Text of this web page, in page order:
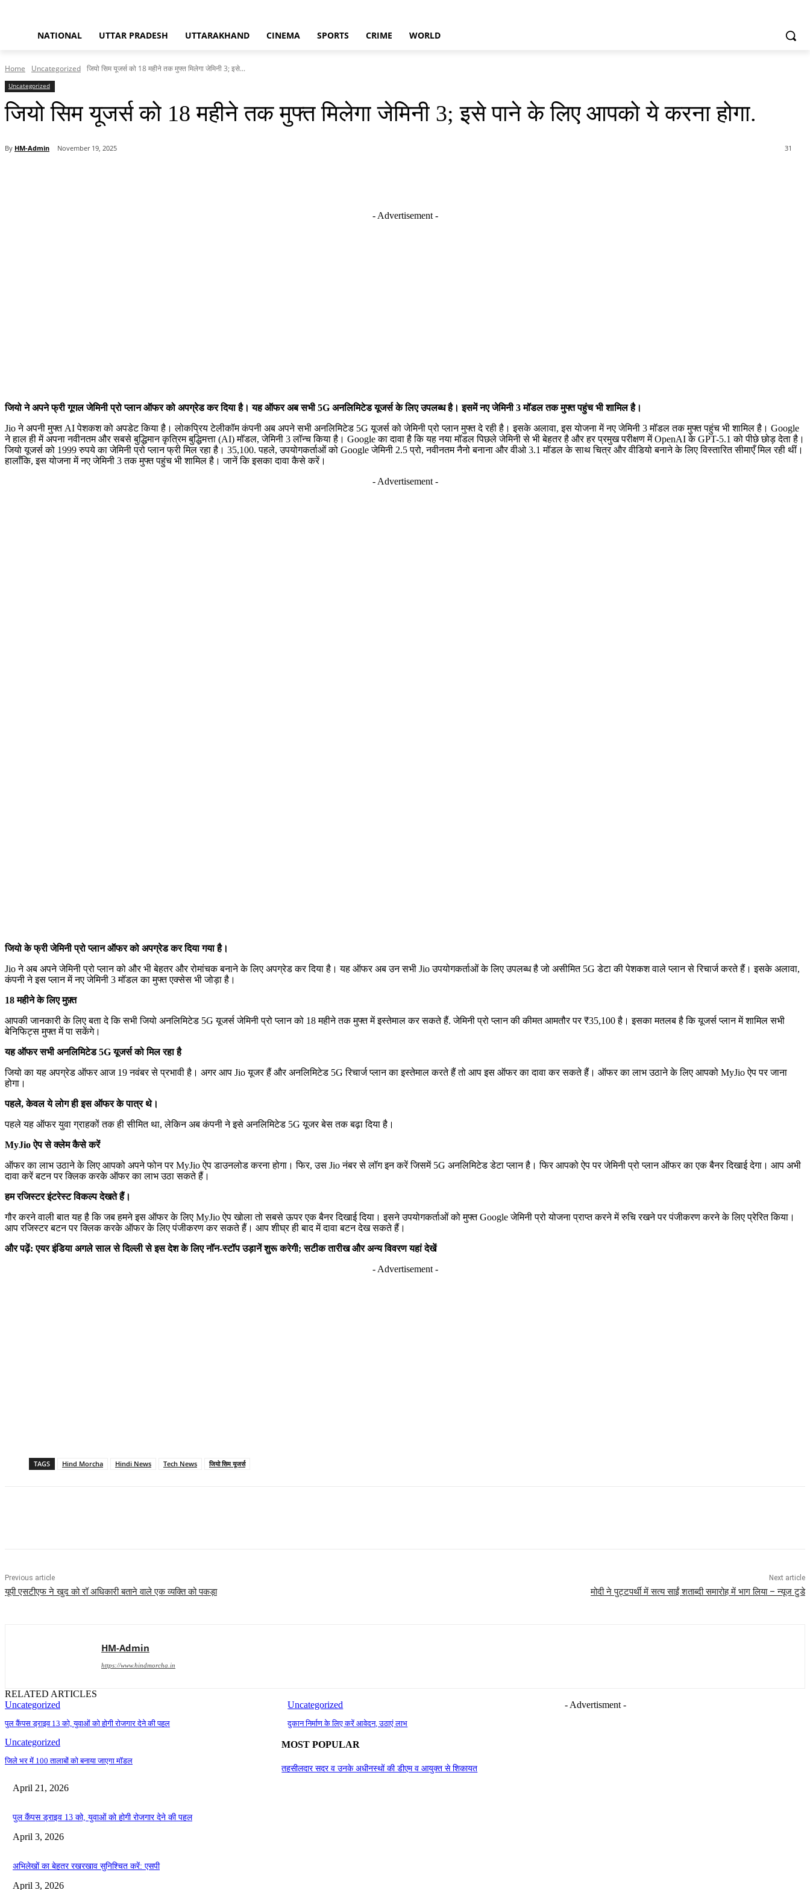
NATIONAL UTTAR PRADESH UTTARAKHAND CINEMA SPORTS CRIME WORLD
Home Uncategorized जियो सिम यूजर्स को 18 महीने तक मुफ्त मिलेगा जेमिनी 3; इसे...
Uncategorized
जियो सिम यूजर्स को 18 महीने तक मुफ्त मिलेगा जेमिनी 3; इसे पाने के लिए आपको ये करना होगा.
By HM-Admin November 19, 2025 31
- Advertisement -
जियो ने अपने फ्री गूगल जेमिनी प्रो प्लान ऑफर को अपग्रेड कर दिया है। यह ऑफर अब सभी 5G अनलिमिटेड यूजर्स के लिए उपलब्ध है। इसमें नए जेमिनी 3 मॉडल तक मुफ्त पहुंच भी शामिल है।
Jio ने अपनी मुफ्त AI पेशकश को अपडेट किया है। लोकप्रिय टेलीकॉम कंपनी अब अपने सभी अनलिमिटेड 5G यूजर्स को जेमिनी प्रो प्लान मुफ्त दे रही है। इसके अलावा, इस योजना में नए जेमिनी 3 मॉडल तक मुफ्त पहुंच भी शामिल है। Google
ने हाल ही में अपना नवीनतम और सबसे बुद्धिमान कृत्रिम बुद्धिमत्ता (AI) मॉडल, जेमिनी 3 लॉन्च किया है। Google का दावा है कि यह नया मॉडल पिछले जेमिनी से भी बेहतर है और हर प्रमुख परीक्षण में OpenAI के GPT-5.1 को पीछे छोड़ देता है।
जियो यूजर्स को 1999 रुपये का जेमिनी प्रो प्लान फ्री मिल रहा है। 35,100. पहले, उपयोगकर्ताओं को Google जेमिनी 2.5 प्रो, नवीनतम नैनो बनाना और वीओ 3.1 मॉडल के साथ चित्र और वीडियो बनाने के लिए विस्तारित सीमाएँ मिल रही थीं।
हालाँकि, इस योजना में नए जेमिनी 3 तक मुफ्त पहुंच भी शामिल है। जानें कि इसका दावा कैसे करें।
- Advertisement -
जियो के फ्री जेमिनी प्रो प्लान ऑफर को अपग्रेड कर दिया गया है।
Jio ने अब अपने जेमिनी प्रो प्लान को और भी बेहतर और रोमांचक बनाने के लिए अपग्रेड कर दिया है। यह ऑफर अब उन सभी Jio उपयोगकर्ताओं के लिए उपलब्ध है जो असीमित 5G डेटा की पेशकश वाले प्लान से रिचार्ज करते हैं। इसके अलावा,
कंपनी ने इस प्लान में नए जेमिनी 3 मॉडल का मुफ्त एक्सेस भी जोड़ा है।
18 महीने के लिए मुफ़्त
आपकी जानकारी के लिए बता दे कि सभी जियो अनलिमिटेड 5G यूजर्स जेमिनी प्रो प्लान को 18 महीने तक मुफ्त में इस्तेमाल कर सकते हैं. जेमिनी प्रो प्लान की कीमत आमतौर पर ₹35,100 है। इसका मतलब है कि यूजर्स प्लान में शामिल सभी
बेनिफिट्स मुफ्त में पा सकेंगे।
यह ऑफर सभी अनलिमिटेड 5G यूजर्स को मिल रहा है
जियो का यह अपग्रेड ऑफर आज 19 नवंबर से प्रभावी है। अगर आप Jio यूजर हैं और अनलिमिटेड 5G रिचार्ज प्लान का इस्तेमाल करते हैं तो आप इस ऑफर का दावा कर सकते हैं। ऑफर का लाभ उठाने के लिए आपको MyJio ऐप पर जाना
होगा।
पहले, केवल ये लोग ही इस ऑफर के पात्र थे।
पहले यह ऑफर युवा ग्राहकों तक ही सीमित था, लेकिन अब कंपनी ने इसे अनलिमिटेड 5G यूजर बेस तक बढ़ा दिया है।
MyJio ऐप से क्लेम कैसे करें
ऑफर का लाभ उठाने के लिए आपको अपने फोन पर MyJio ऐप डाउनलोड करना होगा। फिर, उस Jio नंबर से लॉग इन करें जिसमें 5G अनलिमिटेड डेटा प्लान है। फिर आपको ऐप पर जेमिनी प्रो प्लान ऑफर का एक बैनर दिखाई देगा। आप अभी
दावा करें बटन पर क्लिक करके ऑफर का लाभ उठा सकते हैं।
हम रजिस्टर इंटरेस्ट विकल्प देखते हैं।
गौर करने वाली बात यह है कि जब हमने इस ऑफर के लिए MyJio ऐप खोला तो सबसे ऊपर एक बैनर दिखाई दिया। इसने उपयोगकर्ताओं को मुफ्त Google जेमिनी प्रो योजना प्राप्त करने में रुचि रखने पर पंजीकरण करने के लिए प्रेरित किया।
आप रजिस्टर बटन पर क्लिक करके ऑफर के लिए पंजीकरण कर सकते हैं। आप शीघ्र ही बाद में दावा बटन देख सकते हैं।
और पढ़ें: एयर इंडिया अगले साल से दिल्ली से इस देश के लिए नॉन-स्टॉप उड़ानें शुरू करेगी; सटीक तारीख और अन्य विवरण यहां देखें
- Advertisement -
TAGS Hind Morcha Hindi News Tech News जियो सिम यूजर्स
Previous article
यूपी एसटीएफ ने खुद को रॉ अधिकारी बताने वाले एक व्यक्ति को पकड़ा
Next article
मोदी ने पुट्टपर्थी में सत्य साईं शताब्दी समारोह में भाग लिया – न्यूज टुडे
HM-Admin
https://www.hindmorcha.in
RELATED ARTICLES
Uncategorized
पुल कैंपस ड्राइव 13 को, युवाओं को होगी रोजगार देने की पहल
Uncategorized
दुकान निर्माण के लिए करें आवेदन, उठाएं लाभ
Uncategorized
जिले भर में 100 तालाबों को बनाया जाएगा मॉडल
- Advertisment -
MOST POPULAR
तहसीलदार सदर व उनके अधीनस्थों की डीएम व आयुक्त से शिकायत
April 21, 2026
पुल कैंपस ड्राइव 13 को, युवाओं को होगी रोजगार देने की पहल
April 3, 2026
अभिलेखों का बेहतर रखरखाव सुनिश्चित करें: एसपी
April 3, 2026